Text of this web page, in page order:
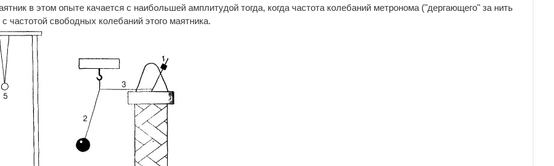
в этом опыте качается с наибольшей амплитудой тогда, когда частота колебаний метронома ("дергающего" за нить
частотой свободных колебаний этого маятника.